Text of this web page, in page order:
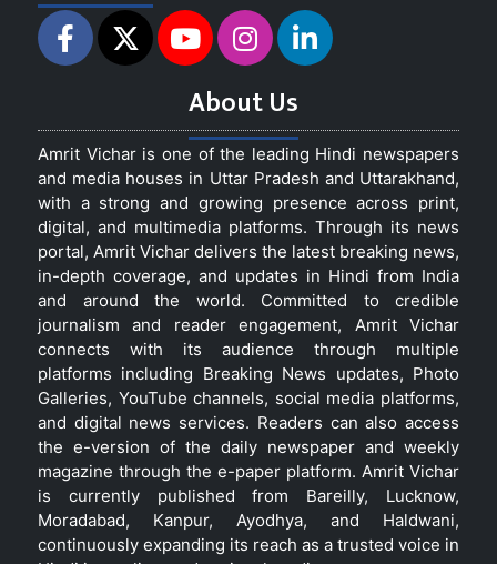
About Us
Amrit Vichar is one of the leading Hindi newspapers
and media houses in Uttar Pradesh and Uttarakhand,
with a strong and growing presence across print,
digital, and multimedia platforms. Through its news
portal, Amrit Vichar delivers the latest breaking news,
in-depth coverage, and updates in Hindi from India
and around the world. Committed to credible
journalism and reader engagement, Amrit Vichar
connects with its audience through multiple
platforms including Breaking News updates, Photo
Galleries, YouTube channels, social media platforms,
and digital news services. Readers can also access
the e-version of the daily newspaper and weekly
magazine through the e-paper platform. Amrit Vichar
is currently published from Bareilly, Lucknow,
Moradabad, Kanpur, Ayodhya, and Haldwani,
continuously expanding its reach as a trusted voice in